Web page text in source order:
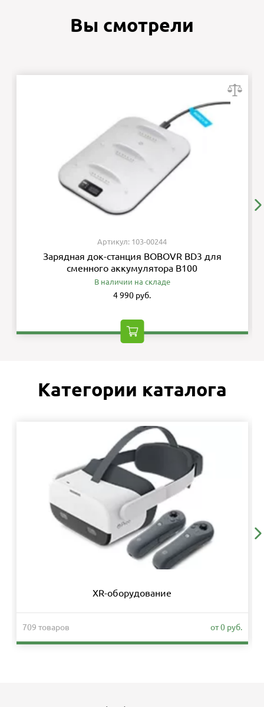
Вы смотрели
Артикул: 103-00244
Зарядная док-станция BOBOVR BD3 для
сменного аккумулятора B100
В наличии на складе
4 990 руб.
Категории каталога
XR-оборудование
709 товаров от 0 руб.